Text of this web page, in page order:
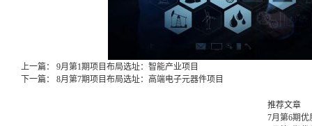
上一篇： 9月第1期项目布局选址：智能产业项目
下一篇： 8月第7期项目布局选址：高端电子元器件项目
推荐文章
7月第6期